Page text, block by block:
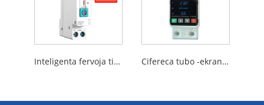
Inteligenta fervoja tipo WiFi -tensia protektilo Cifereca tubo -ekrano supervoltsio kaj subtensia tensia protektilo